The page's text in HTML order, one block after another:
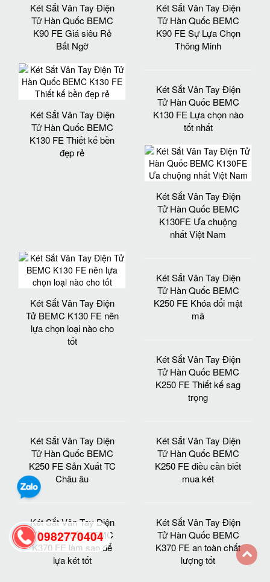
Két Sắt Vân Tay Điện
Tử Hàn Quốc BEMC
K90 FE Giá siêu Rẻ
Bất Ngờ
Két Sắt Vân Tay Điện
Tử Hàn Quốc BEMC
K90 FE Sự Lựa Chọn
Thông Minh
Két Sắt Vân Tay Điện
Tử Hàn Quốc BEMC
K130 FE Thiết kế bền
đẹp rẻ
Két Sắt Vân Tay Điện
Tử Hàn Quốc BEMC
K130 FE Lựa chọn nào
tốt nhất
Két Sắt Vân Tay Điện
Tử Hàn Quốc BEMC
K130FE Ưa chuộng
nhất Việt Nam
Két Sắt Vân Tay Điện
Tử BEMC K130 FE nên
lựa chọn loại nào cho
tốt
Két Sắt Vân Tay Điện
Tử Hàn Quốc BEMC
K250 FE Khóa đổi mật
mã
Két Sắt Vân Tay Điện
Tử Hàn Quốc BEMC
K250 FE Thiết kế sag
trọng
Két Sắt Vân Tay Điện
Tử Hàn Quốc BEMC
K250 FE Sản Xuất TC
Châu âu
Két Sắt Vân Tay Điện
Tử Hàn Quốc BEMC
K250 FE điều cần biết
mua két
Két Sắt Vân Tay Điện
Tử Hàn Quốc BEMC
K370 FE làm sao để
lựa két tốt
Két Sắt Vân Tay Điện
Tử Hàn Quốc BEMC
K370 FE an toàn chất
lượng tốt
0982770404